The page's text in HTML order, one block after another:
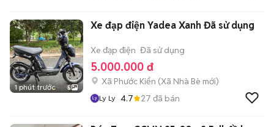
1 phút trước 5
Xe đạp điện Yadea Xanh Đã sử dụng
Xe đạp điện Đã sử dụng
5.000.000 đ
Xã Phước Kiển (Xã Nhà Bè mới)
Ly Ly 4.7 27 đã bán